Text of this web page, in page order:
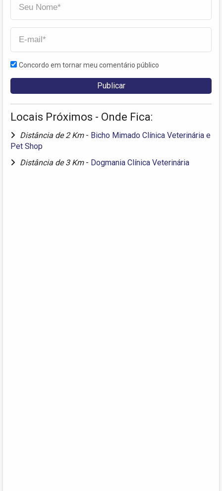
Concordo em tornar meu comentário público
Locais Próximos - Onde Fica:
Distância de 2 Km - Bicho Mimado Clínica Veterinária e
Pet Shop
Distância de 3 Km - Dogmania Clínica Veterinária